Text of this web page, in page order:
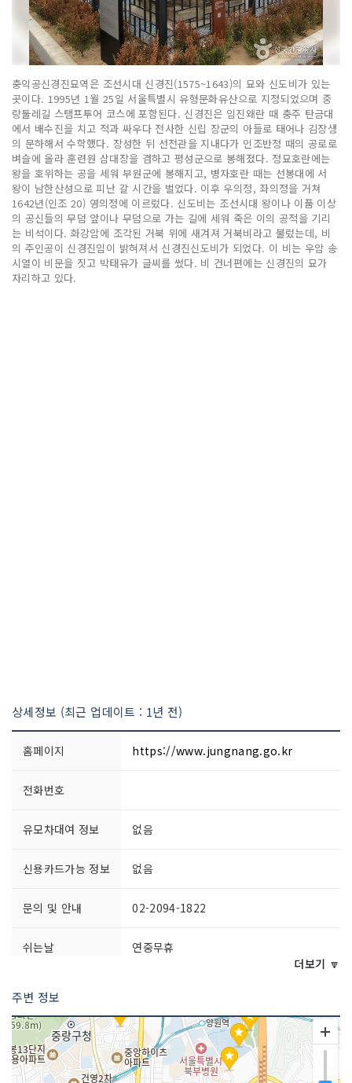
충익공신경진묘역은 조선시대 신경진(1575~1643)의 묘와 신도비가 있는
곳이다. 1995년 1월 25일 서울특별시 유형문화유산으로 지정되었으며 중
랑둘레길 스탬프투어 코스에 포함된다. 신경진은 임진왜란 때 충주 탄금대
에서 배수진을 치고 적과 싸우다 전사한 신립 장군의 아들로 태어나 김장생
의 문하해서 수학했다. 장성한 뒤 선전관을 지내다가 인조반정 때의 공로로
벼슬에 올라 훈련원 삼대장을 겸하고 평성군으로 봉해졌다. 정묘호란에는
왕을 호위하는 공을 세워 부원군에 봉해지고, 병자호란 때는 선봉대에 서
왕이 남한산성으로 피난 갈 시간을 벌었다. 이후 우의정, 좌의정을 거쳐
1642년(인조 20) 영의정에 이르렀다. 신도비는 조선시대 왕이나 이품 이상
의 공신들의 무덤 앞이나 무덤으로 가는 길에 세워 죽은 이의 공적을 기리
는 비석이다. 화강암에 조각된 거북 위에 새겨져 거북비라고 불렀는데, 비
의 주인공이 신경진임이 밝혀져서 신경진신도비가 되었다. 이 비는 우암 송
시열이 비문을 짓고 박태유가 글씨를 썼다. 비 건너편에는 신경진의 묘가
자리하고 있다.
상세정보 (최근 업데이트 : 1년 전)
홈페이지 https://www.jungnang.go.kr
전화번호
유모차대여 정보 없음
신용카드가능 정보 없음
문의 및 안내 02-2094-1822
쉬는날 연중무휴
더보기 🔽
주변 정보